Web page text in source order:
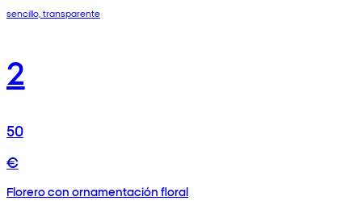
sencillo, transparente
2
50
€
Florero con ornamentación floral